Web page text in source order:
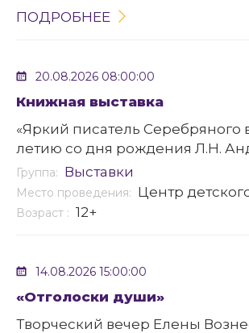
ПОДРОБНЕЕ
20.08.2026 08:00:00
Книжная выставка
«Яркий писатель Серебряного
летию со дня рождения Л.Н.
Группа: Выставки
Место проведения: Центр
Возраст : 12+
14.08.2026 15:00:00
«Отголоски души»
Творческий вечер Елены